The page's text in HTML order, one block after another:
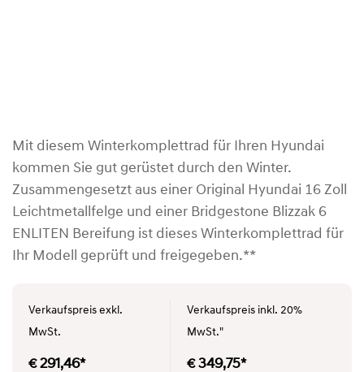
Mit diesem Winterkomplettrad für Ihren Hyundai
kommen Sie gut gerüstet durch den Winter.
Zusammengesetzt aus einer Original Hyundai 16 Zoll
Leichtmetallfelge und einer Bridgestone Blizzak 6
ENLITEN Bereifung ist dieses Winterkomplettrad für
Ihr Modell geprüft und freigegeben.**
Verkaufspreis exkl.
MwSt.
€ 291,46*
Verkaufspreis inkl. 20%
MwSt."
€ 349,75*